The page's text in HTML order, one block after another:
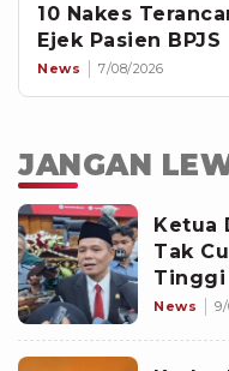
10 Nakes
Ejek Pasien BPJS
News 7/08/2026
JANGAN
Ketua
Tak
Tinggi
News 9/